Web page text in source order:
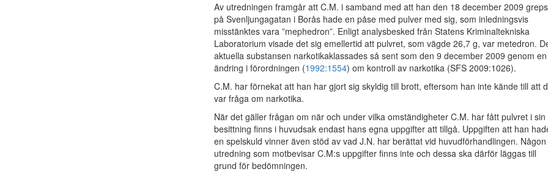
Av utredningen framgår att C.M. i samband med att han den 18 december 2009 greps
på Svenljungagatan i Borås hade en påse med pulver med sig, som inledningsvis
misstänktes vara ”mephedron”. Enligt analysbesked från Statens Kriminaltekniska
Laboratorium visade det sig emellertid att pulvret, som vägde 26,7 g, var metedron.
aktuella substansen narkotikaklassades så sent som den 9 december 2009 genom en
ändring i förordningen (1992:1554) om kontroll av narkotika (SFS 2009:1026).
C.M. har förnekat att han har gjort sig skyldig till brott, eftersom han inte kände till att
var fråga om narkotika.
När det gäller frågan om när och under vilka omständigheter C.M. har fått pulvret i sin
besittning finns i huvudsak endast hans egna uppgifter att tillgå. Uppgiften att han
en spelskuld vinner även stöd av vad J.N. har berättat vid huvudförhandlingen. Någon
utredning som motbevisar C.M:s uppgifter finns inte och dessa ska därför läggas till
grund för bedömningen.